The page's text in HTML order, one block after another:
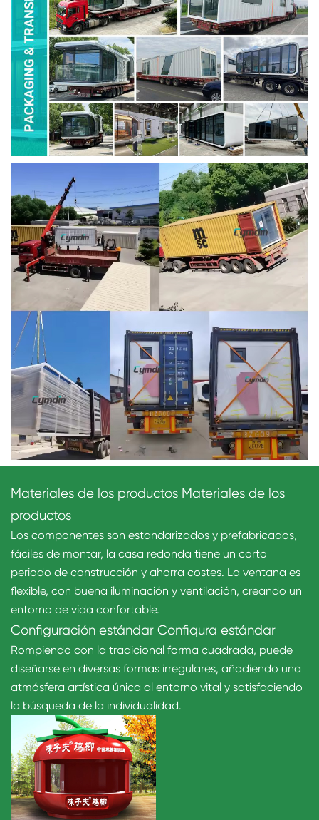
Materiales de los productos Materiales de los
productos
Los componentes son estandarizados y prefabricados,
fáciles de montar, la casa redonda tiene un corto
periodo de construcción y ahorra costes. La ventana es
flexible, con buena iluminación y ventilación, creando un
entorno de vida confortable.
Configuración estándar Confiqura estándar
Rompiendo con la tradicional forma cuadrada, puede
diseñarse en diversas formas irregulares, añadiendo una
atmósfera artística única al entorno vital y satisfaciendo
la búsqueda de la individualidad.